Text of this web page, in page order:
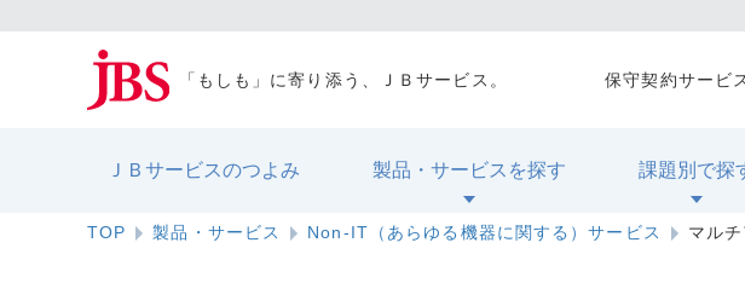
「もしも」に寄り添う、ＪＢサービス。
ＪＢサービスのつよみ 製品・サービスを探す 課題別で探
保守契約サービ
TOP 製品・サービス Non-IT（あらゆる機器に関する）サービス マル